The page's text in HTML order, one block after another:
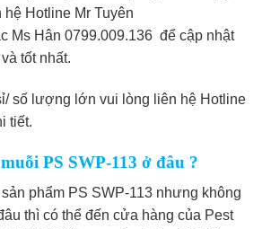
Hotline Mr Tuyên
Ms Hân 0799.009.136 để cập nhật
tốt nhất.
số lượng lớn vui lòng liên hệ Hotline
tiết.
PS SWP-113 ở đâu ?
phẩm PS SWP-113 nhưng không
thì có thể đến cửa hàng của Pest